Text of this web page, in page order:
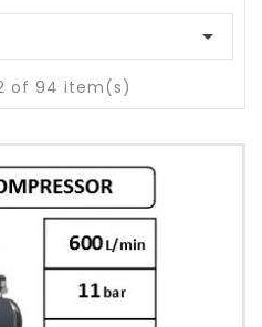

of 94 item(s)